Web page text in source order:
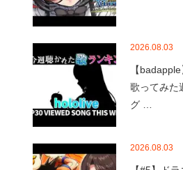
2026.08.03
【
歌ってみた
グ …
2026.08.03